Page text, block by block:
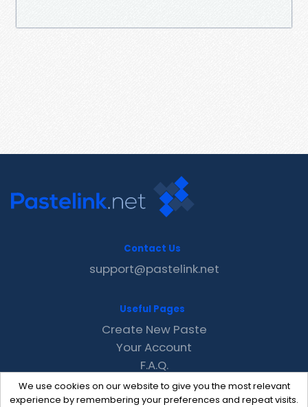
We use cookies on our website to give you the most relevant
experience by remembering your preferences and repeat visits.
Contact Us
support@pastelink.net
Useful Pages
Create New Paste
Your Account
F.A.Q.
Recent
Contact